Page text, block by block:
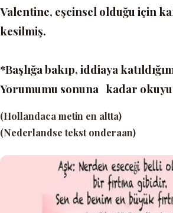
Valentine, eşcinsel olduğu için
kesilmiş.
*Başlığa bakıp, iddiaya
Yorumumu sonuna kadar
(Hollandaca metin en altta)
(Nederlandse tekst onderaan)